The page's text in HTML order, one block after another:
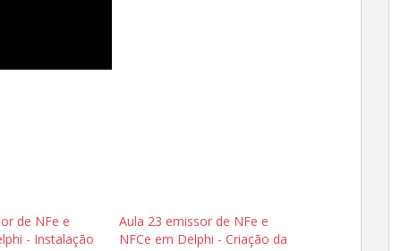
de NFe e
- Instalação
Aula 23 emissor de NFe e
NFCe em Delphi - Criação da